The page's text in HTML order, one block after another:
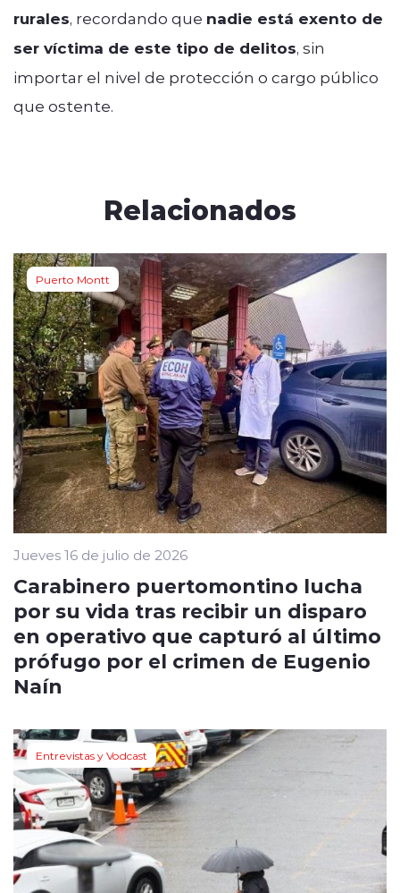
rurales, recordando que nadie está exento de
ser víctima de este tipo de delitos, sin
importar el nivel de protección o cargo público
que ostente.
Relacionados
Puerto Montt
Jueves 16 de julio de 2026
Carabinero puertomontino lucha
por su vida tras recibir un disparo
en operativo que capturó al último
prófugo por el crimen de Eugenio
Naín
Entrevistas y Vodcast